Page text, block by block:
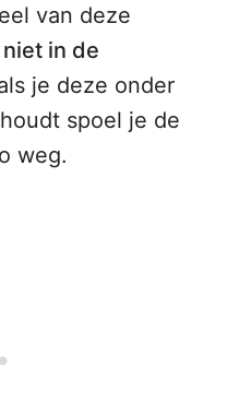
van deze
niet in de
je deze onder
spoel je de
weg.